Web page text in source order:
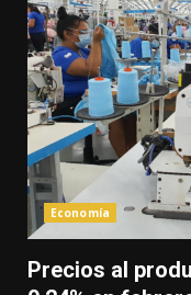
Economía
Precios al